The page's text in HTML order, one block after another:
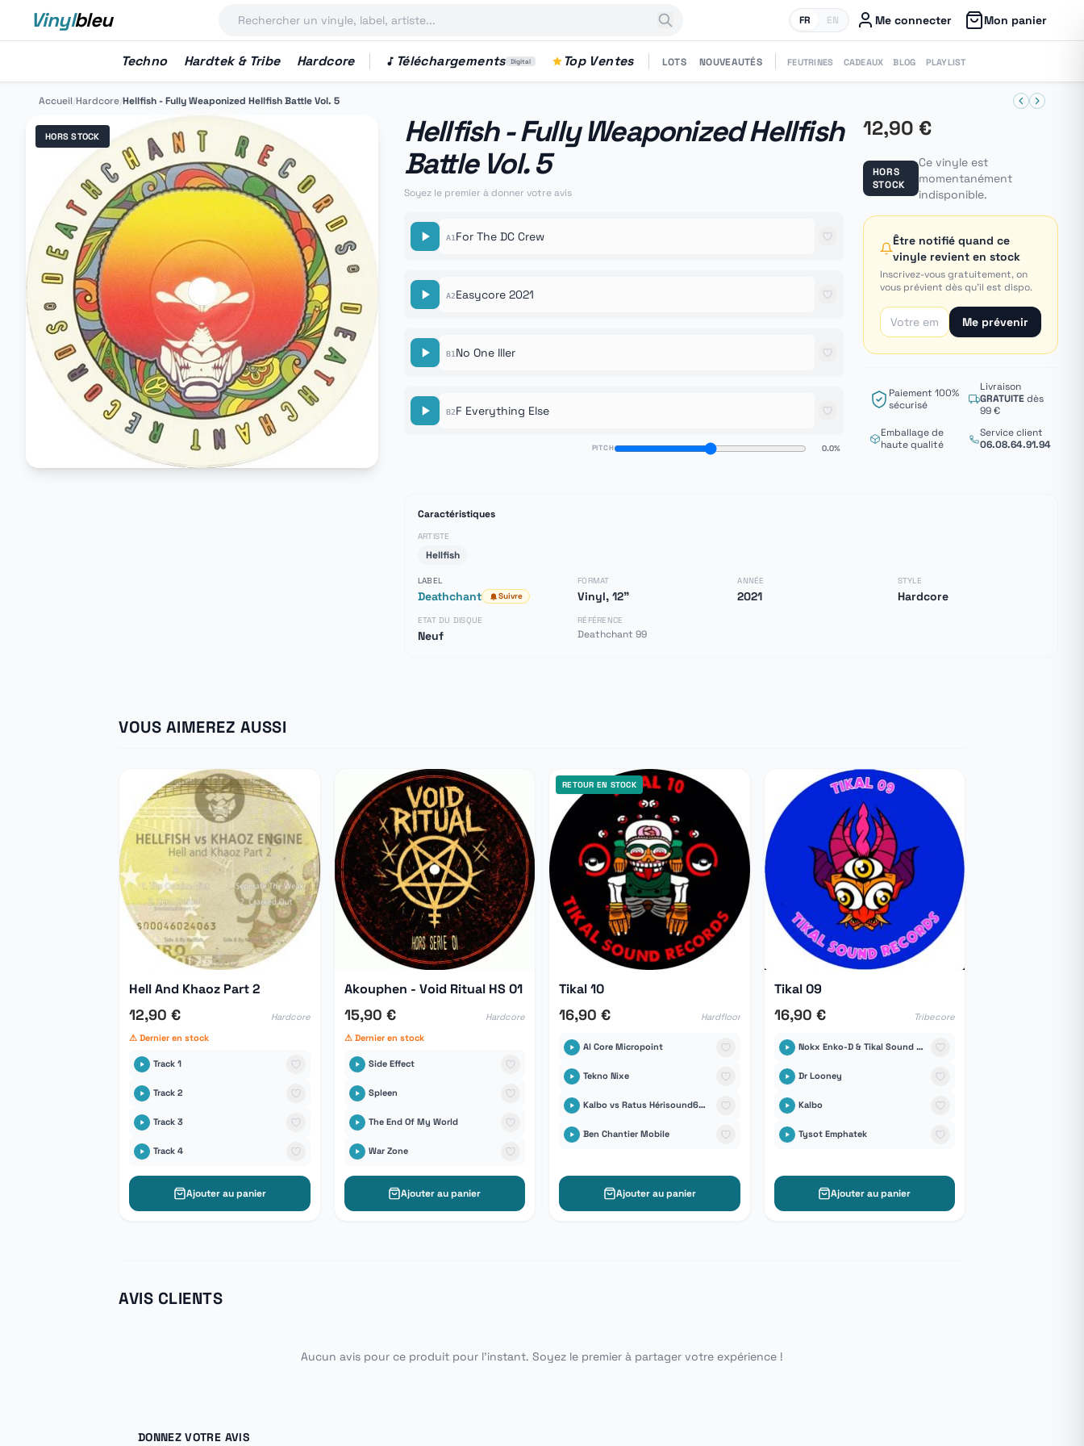
Vinylbleu FR EN Me connecter Mon panier
Techno Hardtek & Tribe Hardcore Téléchargements Digital Top Ventes LOTS NOUVEAUTÉS FEUTRINES CADEAUX BLOG PLAYLIST
Accueil/Hardcore/Hellfish - Fully Weaponized Hellfish Battle Vol. 5
HORS STOCK
Hellfish - Fully Weaponized Hellfish
Battle Vol. 5
Soyez le premier à donner votre avis
A1For The DC Crew
A2Easycore 2021
B1No One Iller
B2F Everything Else
PITCH 0.0%
12,90 €
HORS
STOCK
Ce vinyle est
momentanément
indisponible.
Être notifié quand ce
vinyle revient en stock
Inscrivez-vous gratuitement, on
vous prévient dès qu'il est dispo.
Me prévenir
Paiement 100%
sécurisé
Livraison
GRATUITEdès
99 €
Emballage de
haute qualité
Service client
06.08.64.91.94
Caractéristiques
ARTISTE
Hellfish
LABEL
Deathchant Suivre
FORMAT
Vinyl, 12"
ANNÉE
2021
STYLE
Hardcore
ETAT DU DISQUE
Neuf
RÉFÉRENCE
Deathchant 99
VOUS AIMEREZ AUSSI
Hell And Khaoz Part 2
12,90 €
Hardcore
⚠ Dernier en stock
Track 1
Track 2
Track 3
Track 4
Ajouter au panier
Akouphen - Void Ritual HS 01
15,90 €
Hardcore
⚠ Dernier en stock
Side Effect
Spleen
The End Of My World
War Zone
Ajouter au panier
RETOUR EN STOCK
Tikal 10
16,90 € Hardfloor
Al Core Micropoint
Tekno Nixe
Kalbo vs Ratus Hérisound6tem
Ben Chantier Mobile
Ajouter au panier
Tikal 09
16,90 € Tribecore
Nokx Enko-D & Tikal Sound Records
Dr Looney
Kalbo
Tysot Emphatek
Ajouter au panier
AVIS CLIENTS
Aucun avis pour ce produit pour l'instant. Soyez le premier à partager votre expérience !
DONNEZ VOTRE AVIS